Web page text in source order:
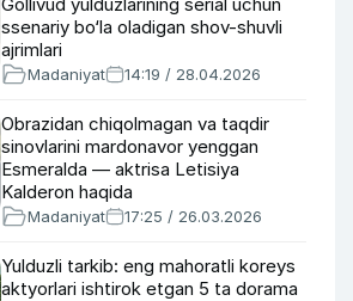
ssenariy bo‘la oladigan shov-shuvli
ajrimlari
Madaniyat 14:19 / 28.04.2026
Obrazidan chiqolmagan va taqdir
sinovlarini mardonavor yenggan
Esmeralda — aktrisa Letisiya
Kalderon haqida
Madaniyat 17:25 / 26.03.2026
Yulduzli tarkib: eng mahoratli koreys
aktyorlari ishtirok etgan 5 ta dorama